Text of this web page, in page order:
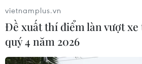
với các thị trường.
vietnamplus.vn
Đề xuất thí điểm làn vượt xe
quý 4 năm 2026